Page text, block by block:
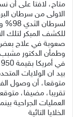
متاح، لافتا على أن
للكشف المبكر لتلك
صعوبة في علاج
وطمأن الدكتور
بيد ان الولايات
متوقعا، أن وصول
تقريبا، مضيفا،
العمليات الجراحية
الخلايا التائية